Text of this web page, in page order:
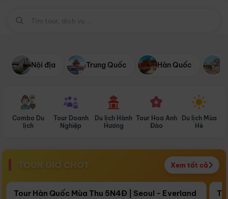
Nội địa Trung Quốc Hàn Quốc
Combo Du
lịch
Tour Doanh
Nghiệp
Du lịch Hành
Hương
Tour Hoa Anh
Đào
Du lịch Mùa
Hè
TOUR GIỜ CHÓT Xem tất cả
Còn17 ngày 06:05:30
Điểm nổi bật
Tour Hàn Quốc Mùa Thu 5N4Đ | Seoul - Everland